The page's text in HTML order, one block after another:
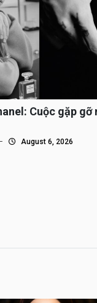
Cuộc gặp gỡ
August 6, 2026